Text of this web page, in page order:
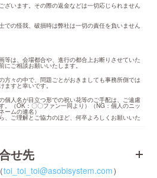
ざいます。その際の返金などは一切応じられません
での怪我、破損時は弊社は一切の責任を負いません
等は、会場都合や、進行の都合上お断りさせていた
にご相談お願いいたします。
方々の中で、問題ごとがおきましても事務所側では
ますと幸いです。
個人名が目立つ形での祝い花等のご手配は、ご遠慮
。（OK：〇〇ファン一同より）（NG：個人のニッ
ームの連名）
、ご理解とご協力のほど、何卒よろしくお願いいた
せ先
toi_toi_toi@asobisystem.com）